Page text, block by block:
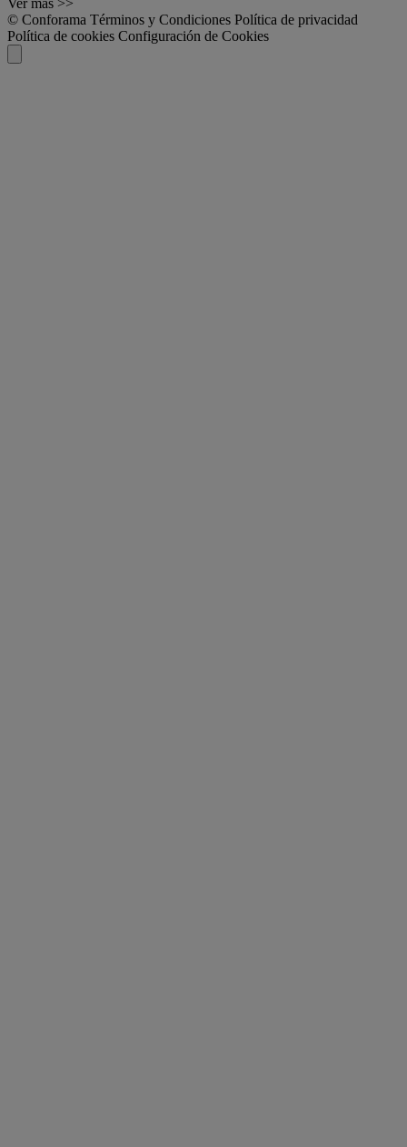
© Conforama Términos y Condiciones Política de privacidad
Política de cookies Configuración de Cookies